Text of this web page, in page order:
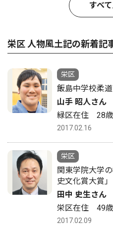
すべ
栄区 人物風土記の新着記
栄区
飯島中学校柔
山手 昭人さん
緑区在住 28歳
2017.02.16
栄区
関東学院大学
史文化賞大賞
田中 史生さん
栄区在住 49歳
2017.02.09